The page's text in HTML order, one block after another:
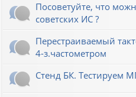
Посоветуйте, что
советских ИС ?
Перестраиваемый
4-з.частометром
Стенд БК. Тестируем